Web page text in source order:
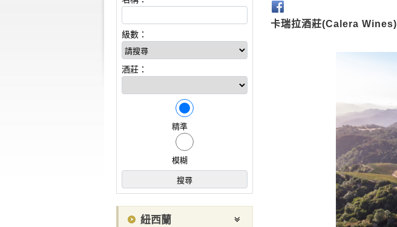
級數：
酒莊：
精準
模糊
紐西蘭
卡瑞拉酒莊(Calera Wines)